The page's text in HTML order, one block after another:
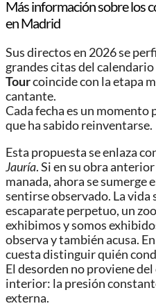
Más información sobre los
en Madrid
Sus directos en 2026 se
grandes citas del
Tourcoincide con la etapa
cantante.
Cada fecha es un momento
que ha sabido reinventarse.
Esta propuesta se enlaza
Jauría. Si en su obra
manada, ahora se sumerge
sentirse observado. La vida
escaparate perpetuo, un
exhibimos y somos
observa y también acusa.
cuesta distinguir quién
El desorden no proviene
interior: la presión
externa.